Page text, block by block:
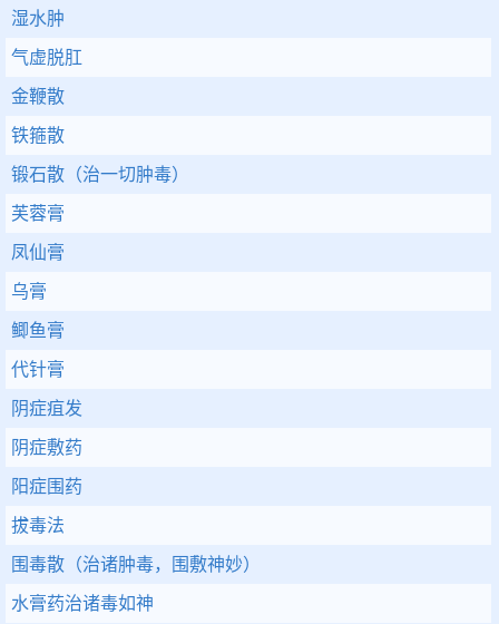
湿水肿
气虚脱肛
金鞭散
铁箍散
锻石散（治一切肿毒）
芙蓉膏
凤仙膏
乌膏
鲫鱼膏
代针膏
阴症疽发
阴症敷药
阳症围药
拔毒法
围毒散（治诸肿毒，围敷神妙）
水膏药治诸毒如神